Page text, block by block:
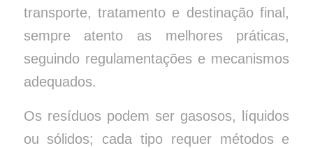
transporte, tratamento e destinação final,
sempre atento as melhores práticas,
seguindo regulamentações e mecanismos
adequados.
Os resíduos podem ser gasosos, líquidos
ou sólidos; cada tipo requer métodos e